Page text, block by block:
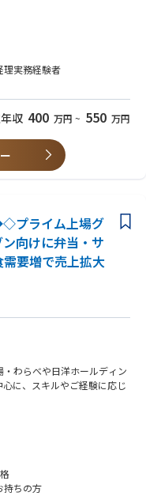
理実務経験者
収 400 万円 ~ 550 万円
プライム上場グ
向けに弁当・サ
要増で売上拡大
わらべや日洋ホールディン
に、スキルやご経験に応じ
他開示資料の作成
ちの方